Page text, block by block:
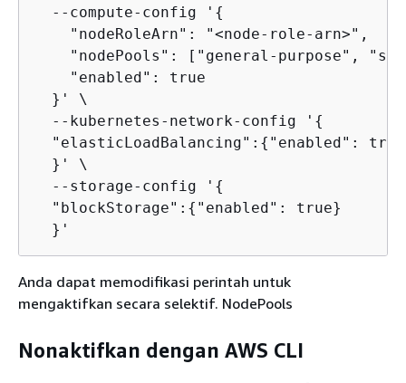
  --compute-config '
{
    "nodeRoleArn": "<node-role-arn>",
"nodePools": ["general-purpose",
    "enabled": true
  }' \
  --kubernetes-network-config '
{
  "elasticLoadBalancing":
{ "enabled":
  }' \
  --storage-config '
{
  "blockStorage":
{ "enabled": true}
  }'
Anda dapat memodifikasi perintah untuk
mengaktifkan secara selektif. NodePools
Nonaktifkan dengan AWS CLI